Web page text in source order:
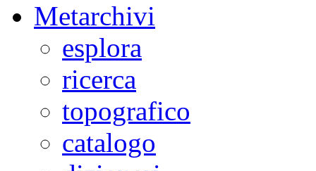
Metarchivi
esplora
ricerca
topografico
catalogo